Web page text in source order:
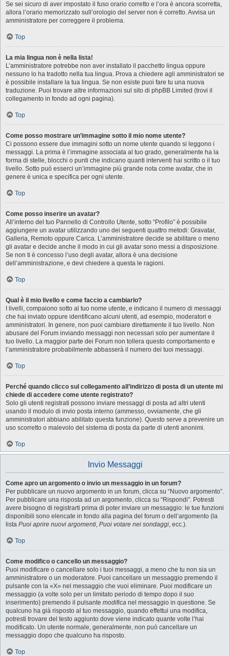
Se sei sicuro di aver impostato il fuso orario corretto e l’ora è ancora scorretta,
allora l’orario memorizzato sull’orologio del server non è corretto. Avvisa un
amministratore per correggere il problema.
Top
La mia lingua non è nella lista!
L’amministratore potrebbe non aver installato il pacchetto lingua oppure
nessuno lo ha tradotto nella tua lingua. Prova a chiedere agli amministratori se
è possibile installare la tua lingua. Se non esiste puoi fare tu una nuova
traduzione. Puoi trovare altre informazioni sul sito di phpBB Limited (trovi il
collegamento in fondo ad ogni pagina).
Top
Come posso mostrare un’immagine sotto il mio nome utente?
Ci possono essere due immagini sotto un nome utente quando si leggono i
messaggi. La prima è l’immagine associata al tuo grado, generalmente ha la
forma di stelle, blocchi o punti che indicano quanti interventi hai scritto o il tuo
livello. Sotto può esserci un’immagine più grande nota come avatar, che in
genere è unica e specifica per ogni utente.
Top
Come posso inserire un avatar?
All’interno del tuo Pannello di Controllo Utente, sotto “Profilo” è possibile
aggiungere un avatar utilizzando uno dei seguenti quattro metodi: Gravatar,
Galleria, Remoto oppure Carica. L’amministratore decide se abilitare o meno
gli avatar e decide anche il modo in cui gli avatar sono messi a disposizione.
Se non ti è concesso l’uso degli avatar, allora è una decisione
dell’amministrazione, e devi chiedere a questa le ragioni.
Top
Qual è il mio livello e come faccio a cambiarlo?
I livelli, compaiono sotto al tuo nome utente, e indicano il numero di messaggi
che hai inviato oppure identificano alcuni utenti, ad esempio, moderatori e
amministratori. In genere, non puoi cambiare direttamente il tuo livello. Non
abusare del Forum inviando messaggi non necessari solo per aumentare il
tuo livello. La maggior parte dei Forum non tollera questo comportamento e
l’amministratore probabilmente abbasserà il numero dei tuoi messaggi.
Top
Perché quando clicco sul collegamento all’indirizzo di posta di un utente mi
chiede di accedere come utente registrato?
Solo gli utenti registrati possono inviare messaggi di posta ad altri utenti
usando il modulo di invio posta interno (ammesso, ovviamente, che gli
amministratori abbiano abilitato questa funzione). Questo serve a prevenire un
uso scorretto o malevolo del sistema di posta da parte di utenti anonimi.
Top
Invio Messaggi
Come apro un argomento o invio un messaggio in un forum?
Per pubblicare un nuovo argomento in un forum, clicca su “Nuovo argomento”.
Per pubblicare una risposta ad un argomento, clicca su “Rispondi”. Potresti
avere bisogno di registrarti prima di poter inviare un messaggio: le tue funzioni
disponibili sono elencate in fondo alla pagina del forum o dell’argomento (la
lista Puoi aprire nuovi argomenti, Puoi votare nei sondaggi, ecc.).
Top
Come modifico o cancello un messaggio?
Puoi modificare o cancellare solo i tuoi messaggi, a meno che tu non sia un
amministratore o un moderatore. Puoi cancellare un messaggio premendo il
pulsante con la «X» nel messaggio che vuoi eliminare. Puoi modificare un
messaggio (a volte solo per un limitato periodo di tempo dopo il suo
inserimento) premendo il pulsante modifica nel messaggio in questione. Se
qualcuno ha già risposto al tuo messaggio, quando effettui una modifica,
potresti trovare del testo aggiunto dove viene indicato quante volte l’hai
modificato. Un utente normale, generalmente, non può cancellare un
messaggio dopo che qualcuno ha risposto.
Top